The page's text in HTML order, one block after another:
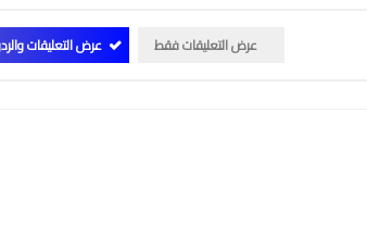
عرض التعليقات فقط عرض التعليقات